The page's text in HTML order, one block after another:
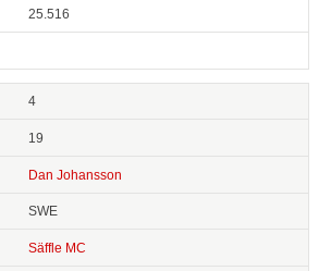
25.516
4
19
Dan Johansson
SWE
Säffle MC